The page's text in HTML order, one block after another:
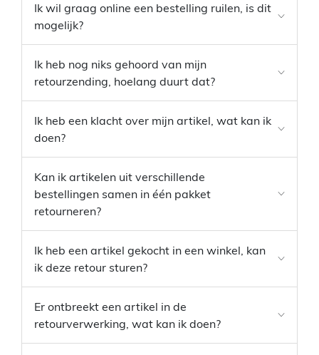
Ik wil graag online een bestelling ruilen, is dit
mogelijk?
Ik heb nog niks gehoord van mijn
retourzending, hoelang duurt dat?
Ik heb een klacht over mijn artikel, wat kan ik
doen?
Kan ik artikelen uit verschillende
bestellingen samen in één pakket
retourneren?
Ik heb een artikel gekocht in een winkel, kan
ik deze retour sturen?
Er ontbreekt een artikel in de
retourverwerking, wat kan ik doen?